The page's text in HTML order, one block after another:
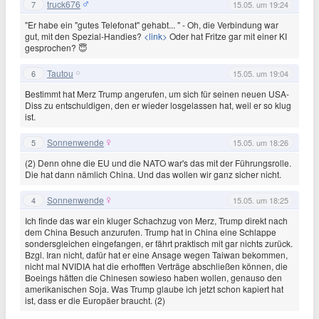
7 truck676 15.05. um 19:24
"Er habe ein "gutes Telefonat" gehabt... " - Oh, die Verbindung war
gut, mit den Spezial-Handies? <link> Oder hat Fritze gar mit einer KI
gesprochen? 😇
6 Tautou 15.05. um 19:04
Bestimmt hat Merz Trump angerufen, um sich für seinen neuen USA-
Diss zu entschuldigen, den er wieder losgelassen hat, weil er so klug
ist.
5 Sonnenwende 15.05. um 18:26
(2) Denn ohne die EU und die NATO war's das mit der Führungsrolle.
Die hat dann nämlich China. Und das wollen wir ganz sicher nicht.
4 Sonnenwende 15.05. um 18:25
Ich finde das war ein kluger Schachzug von Merz, Trump direkt nach
dem China Besuch anzurufen. Trump hat in China eine Schlappe
sondersgleichen eingefangen, er fährt praktisch mit gar nichts zurück.
Bzgl. Iran nicht, dafür hat er eine Ansage wegen Taiwan bekommen,
nicht mal NVIDIA hat die erhofften Verträge abschließen können, die
Boeings hätten die Chinesen sowieso haben wollen, genauso den
amerikanischen Soja. Was Trump glaube ich jetzt schon kapiert hat
ist, dass er die Europäer braucht. (2)